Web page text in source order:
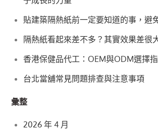
貼建築隔熱紙前一定要知道的事，避
隔熱紙看起來差不多？其實效果差很
香港保健品代工：OEM與ODM選擇
台北當舖常見問題排查與注意事項
彙整
2026 年 4 月